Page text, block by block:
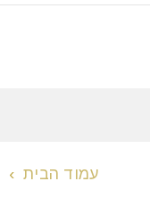
עמוד הבית ›